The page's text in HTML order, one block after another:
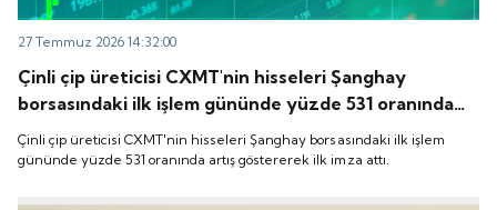
27 Temmuz 2026 14:32:00
Çinli çip üreticisi CXMT'nin hisseleri Şanghay
borsasındaki ilk işlem gününde yüzde 531 oranında
artış göstererek ilk imza attı.
Çinli çip üreticisi CXMT'nin hisseleri Şanghay borsasındaki ilk işlem
gününde yüzde 531 oranında artış göstererek ilk imza attı.